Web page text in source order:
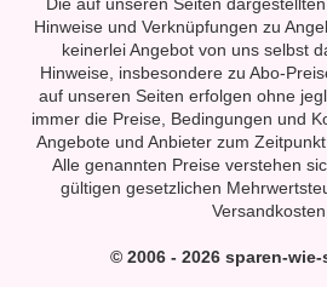
Die auf unseren Seiten
Hinweise und Verknüpfungen zu
keinerlei Angebot von uns selbst
Hinweise, insbesondere zu Abo-
auf unseren Seiten erfolgen ohne
immer die Preise, Bedingungen und
Angebote und Anbieter zum
Alle genannten Preise verstehen
gültigen gesetzlichen
Versandkosten.
© 2006 - 2026 sparen-